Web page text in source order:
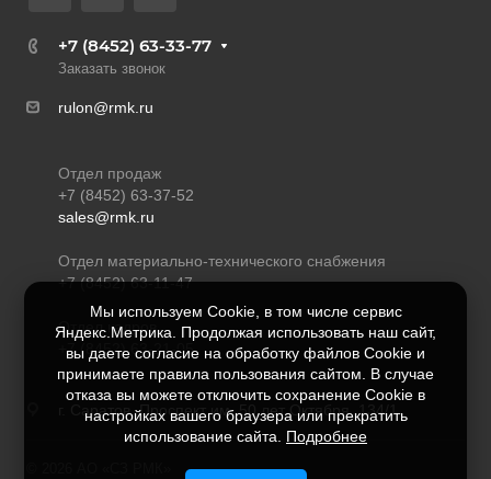
+7 (8452) 63-33-77
Заказать звонок
rulon@rmk.ru
Отдел продаж
+7 (8452) 63-37-52
sales@rmk.ru
Отдел материально-технического снабжения
+7 (8452) 63-11-47
Отдел кадров
+7 (8452) 63-21-05
г. Саратов, Проспект им. 50 лет Октября, 134/1
Мы используем Cookie, в том числе сервис
Яндекс.Метрика. Продолжая использовать наш сайт,
вы даете согласие на обработку файлов Cookie и
принимаете правила пользования сайтом. В случае
отказа вы можете отключить сохранение Cookie в
настройках вашего браузера или прекратить
использование сайта. Подробнее